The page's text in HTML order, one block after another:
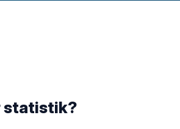
statistik?